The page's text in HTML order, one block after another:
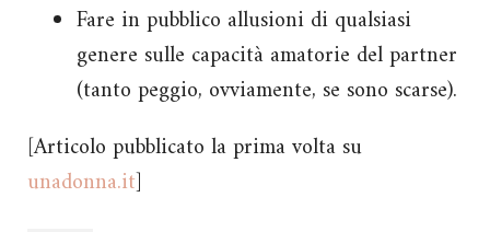
Fare in pubblico allusioni di qualsiasi
genere sulle capacità amatorie del partner
(tanto peggio, ovviamente, se sono scarse).
[Articolo pubblicato la prima volta su
unadonna.it]